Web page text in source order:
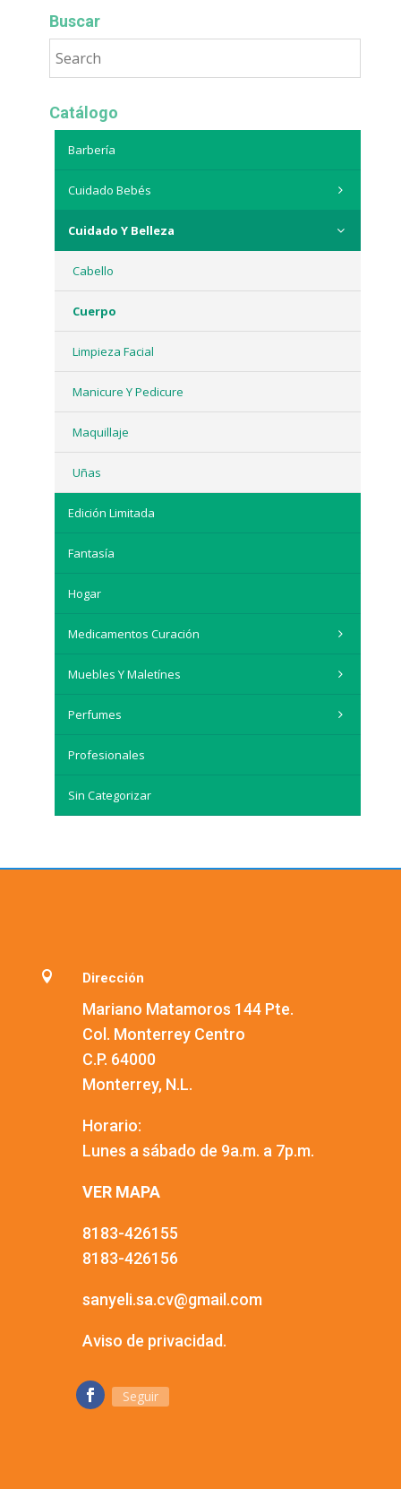
Buscar
Catálogo
Barbería
Cuidado Bebés
Cuidado Y Belleza
Cabello
Cuerpo
Limpieza Facial
Manicure Y Pedicure
Maquillaje
Uñas
Edición Limitada
Fantasía
Hogar
Medicamentos Curación
Muebles Y Maletínes
Perfumes
Profesionales
Sin Categorizar
 Dirección
Mariano Matamoros 144 Pte.
Col. Monterrey Centro
C.P. 64000
Monterrey, N.L.
Horario:
Lunes a sábado de 9a.m. a 7p.m.
VER MAPA
8183-426155
8183-426156
sanyeli.sa.cv@gmail.com
Aviso de privacidad.
Seguir